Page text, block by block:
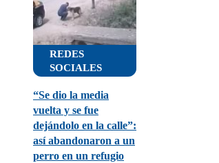
REDES
SOCIALES
“Se dio la media
vuelta y se fue
dejándolo en la calle”:
así abandonaron a un
perro en un refugio